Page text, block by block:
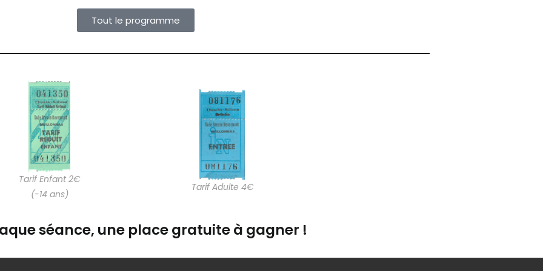
Tout le programme
Tarif Enfant 2€
(-14 ans)
Tarif Adulte 4€
séance, une place gratuite à gagner !